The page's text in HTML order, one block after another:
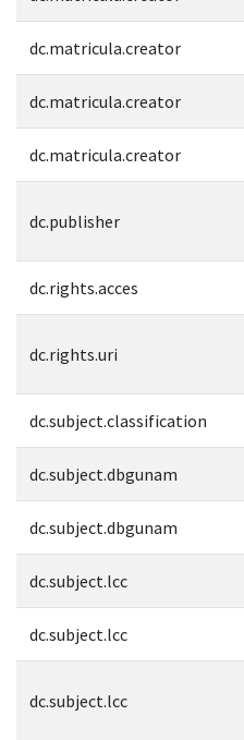
dc.matricula.creator
dc.matricula.creator
dc.matricula.creator
dc.publisher
dc.rights.acces
dc.rights.uri
dc.subject.classification
dc.subject.dbgunam
dc.subject.dbgunam
dc.subject.lcc
dc.subject.lcc
dc.subject.lcc